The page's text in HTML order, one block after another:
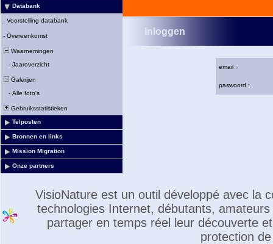
Databank
- Voorstelling databank
- Overeenkomst
Waarnemingen
- Jaaroverzicht
Galerijen
- Alle foto's
Gebruiksstatistieken
Telposten
Bronnen en links
Mission Migration
Onze partners
Inloggen
email :
paswoord :
VisioNature est un outil développé avec la
technologies Internet, débutants,
partager en temps réel leur découverte
protection